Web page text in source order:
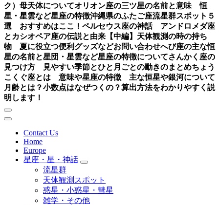
ク）母天体についてオリオン座の三ツ星の名前と意味 恒
星・星雲など星座の特徴沖縄県のふたご座流星群スポット５
選 おすすめはここ！ ペルセウス座の神話 アンドロメダ座
とカシオペア座の伝説と由来【中編】 天体観測の時の持ち
物 夏に役立つ便利グッズなどお問い合わせへび座の主な恒
星の名前と星団・星雲など星座の特徴についてさんかく座の
見つけ方 見やすい季節とひと月ごとの動きのまとめちょう
こくぐ座とは 意味や星座の特徴 主な恒星や銀河について
月齢とは？小数点はなぜつくの？算出方法をわかりやすく説
明します！
Contact Us
Home
Europe
星座・星・神話
流星群
天体観測スポット
惑星・小惑星・彗星
雑学・その他